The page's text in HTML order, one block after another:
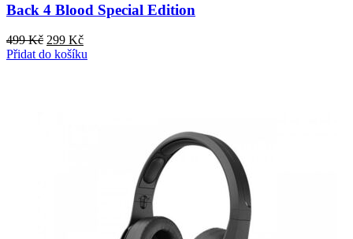
Back 4 Blood Special Edition
499Kč Původní
cena
299 KčAktuální
cena
Přidat do košíku